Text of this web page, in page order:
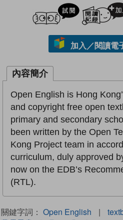
試閲
加入／閱讀電
內容簡介
Open English is Hong
and copyright free open
primary and secondary
been written by the Open
Kong Project team in
curriculum, duly approved
now on the EDB’s
(RTL).
關鍵字詞： Open English |